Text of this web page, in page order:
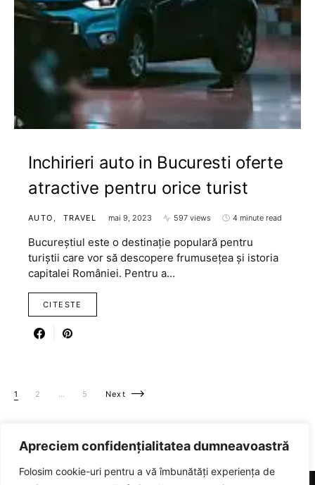
Apreciem confidențialitatea dumneavoastră
Folosim cookie-uri pentru a vă îmbunătăți experiența de
Inchirieri auto in Bucuresti oferte
atractive pentru orice turist
AUTO TRAVEL mai 9, 2023 597 views 4 minute read
Bucureștiul este o destinație populară pentru
turiștii care vor să descopere frumusețea și istoria
capitalei României. Pentru a…
CITESTE
Paginație articole
1 2 5 Next